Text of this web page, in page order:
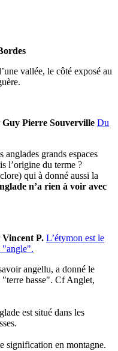
vallée, le côté exposé au
Guy Pierre Souverville Du
grands espaces
l’origine du terme ?
qui à donné aussi la
n’a rien à voir avec
Vincent P. L’étymon est le
"angle".
angellu, a donné le
basse". Cf Anglet,
est situé dans les
signification en montagne.